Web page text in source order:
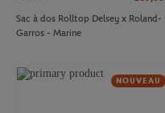
Sac à dos Rolltop Delsey x Roland-
Garros - Marine
NOUVEAU